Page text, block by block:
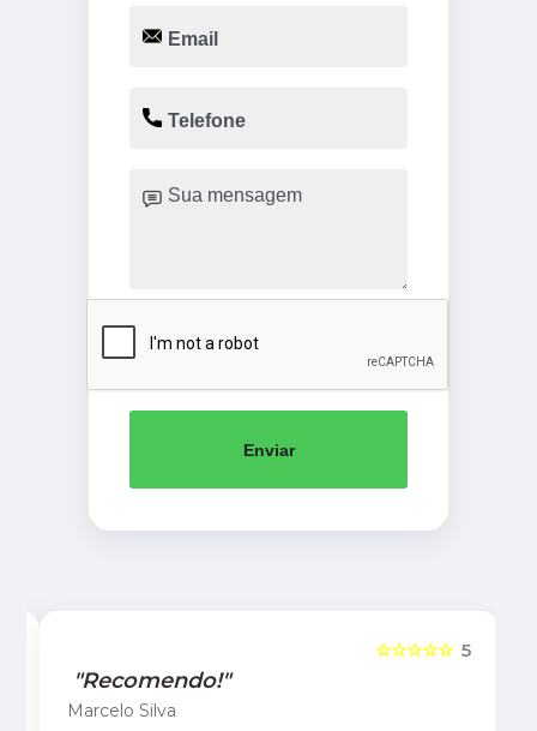
Enviar
5
☆☆☆☆☆
"Recomendo!"
Marcelo Silva